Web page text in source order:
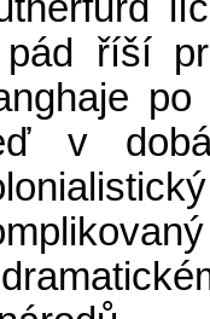
říší
v